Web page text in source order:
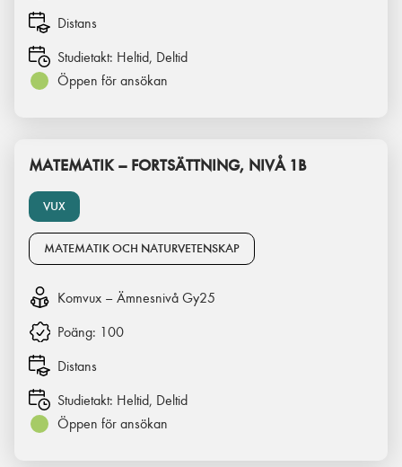
Distans
Studietakt: Heltid, Deltid
Öppen för ansökan
VUX
MATEMATIK – FORTSÄTTNING, NIVÅ 1B
MATEMATIK OCH NATURVETENSKAP
Komvux – Ämnesnivå Gy25
Poäng: 100
Distans
Studietakt: Heltid, Deltid
Öppen för ansökan